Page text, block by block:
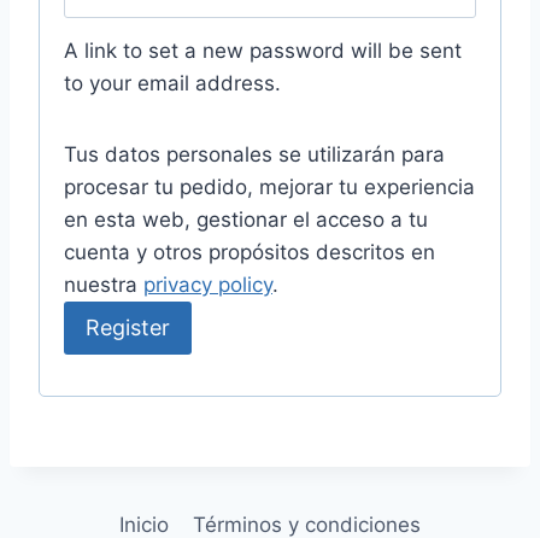
A link to set a new password will be sent
to your email address.
Tus datos personales se utilizarán para
procesar tu pedido, mejorar tu experiencia
en esta web, gestionar el acceso a tu
cuenta y otros propósitos descritos en
nuestra privacy policy.
Register
Inicio
Términos y condiciones